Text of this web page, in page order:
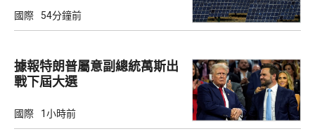
國際 54分鐘前
據報特朗普屬意副總統萬斯出
戰下屆大選
國際 1小時前